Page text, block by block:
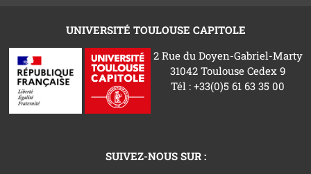
UNIVERSITÉ TOULOUSE CAPITOLE
2 Rue du Doyen-Gabriel-Marty
31042 Toulouse Cedex 9
Tél : +33(0)5 61 63 35 00
SUIVEZ-NOUS SUR :